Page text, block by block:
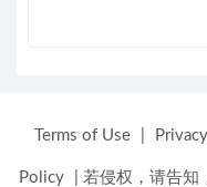
Terms of Use
Policy 若侵权，请告知